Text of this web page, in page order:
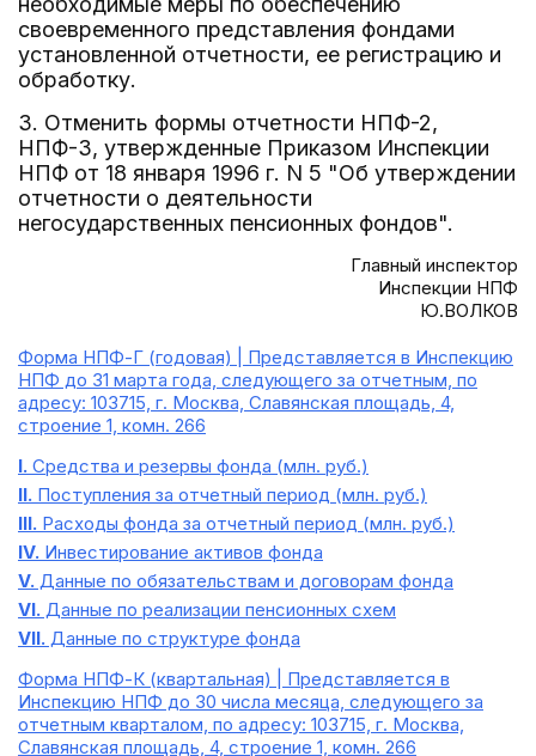
своевременного представления фондами
установленной отчетности, ее регистрацию и
обработку.
3. Отменить формы отчетности НПФ-2,
НПФ-3, утвержденные Приказом Инспекции
НПФ от 18 января 1996 г. N 5 "Об утверждении
отчетности о деятельности
негосударственных пенсионных фондов".
Главный инспектор
Инспекции НПФ
Ю.ВОЛКОВ
Форма НПФ-Г (годовая) | Представляется в Инспекцию
НПФ до 31 марта года, следующего за отчетным, по
адресу: 103715, г. Москва, Славянская площадь, 4,
строение 1, комн. 266
I. Средства и резервы фонда (млн. руб.)
II. Поступления за отчетный период (млн. руб.)
III. Расходы фонда за отчетный период (млн. руб.)
IV. Инвестирование активов фонда
V. Данные по обязательствам и договорам фонда
VI. Данные по реализации пенсионных схем
VII. Данные по структуре фонда
Форма НПФ-К (квартальная) | Представляется в
Инспекцию НПФ до 30 числа месяца, следующего за
отчетным кварталом, по адресу: 103715, г. Москва,
Славянская площадь, 4, строение 1, комн. 266